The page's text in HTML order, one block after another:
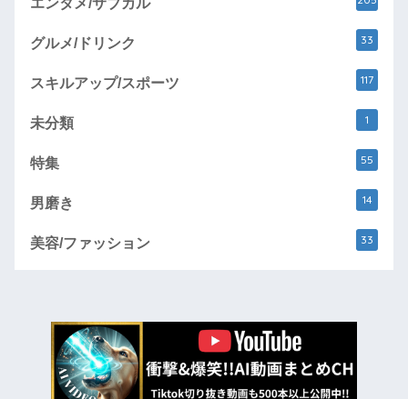
グルメ/ドリンク 33
スキルアップ/スポーツ 117
未分類 1
特集 55
男磨き 14
美容/ファッション 33